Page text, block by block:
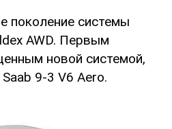
поколение системы
AWD. Первым
новой системой,
9-3 V6 Aero.